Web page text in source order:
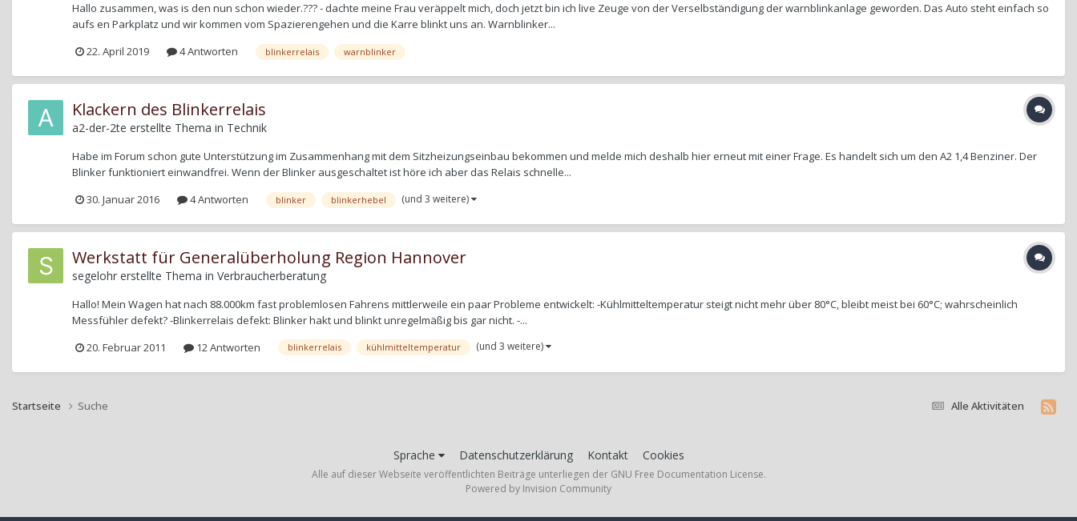
Hallo zusammen, was is den nun schon wieder.??? - dachte meine Frau veräppelt mich, doch jetzt bin ich live Zeuge von der Verselbständigung der warnblinkanlage geworden. Das Auto steht einfach so
aufs en Parkplatz und wir kommen vom Spazierengehen und die Karre blinkt uns an. Warnblinker...
22. April 2019
4 Antworten blinkerrelais warnblinker
Klackern des Blinkerrelais
a2-der-2te erstellte Thema in Technik
Habe im Forum schon gute Unterstützung im Zusammenhang mit dem Sitzheizungseinbau bekommen und melde mich deshalb hier erneut mit einer Frage. Es handelt sich um den A2 1,4 Benziner. Der
Blinker funktioniert einwandfrei. Wenn der Blinker ausgeschaltet ist höre ich aber das Relais schnelle...
30. Januar 2016
4 Antworten blinker blinkerhebel (und 3 weitere)
Werkstatt für Generalüberholung Region Hannover
segelohr erstellte Thema in Verbraucherberatung
Hallo! Mein Wagen hat nach 88.000km fast problemlosen Fahrens mittlerweile ein paar Probleme entwickelt: -Kühlmitteltemperatur steigt nicht mehr über 80°C, bleibt meist bei 60°C; wahrscheinlich
Messfühler defekt? -Blinkerrelais defekt: Blinker hakt und blinkt unregelmäßig bis gar nicht. -...
20. Februar 2011
12 Antworten blinkerrelais kühlmitteltemperatur (und 3 weitere)
Alle Aktivitäten
Startseite Suche
Sprache Datenschutzerklärung Kontakt Cookies
Alle auf dieser Webseite veröffentlichten Beiträge unterliegen der GNU Free Documentation License.
Powered by Invision Community